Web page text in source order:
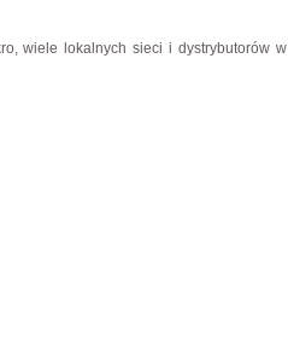
wiele lokalnych sieci i dystrybutorów w